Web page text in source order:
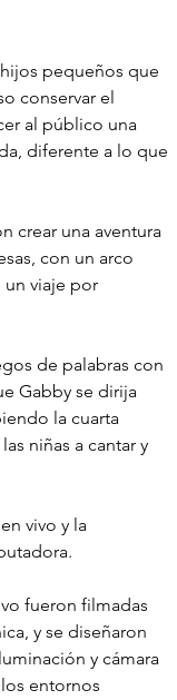
pequeños que
conservar el
al público una
diferente a lo que
crear una aventura
con un arco
un viaje por
de palabras con
Gabby se dirija
la cuarta
niñas a cantar y
vivo y la
fueron filmadas
y se diseñaron
y cámara
entornos